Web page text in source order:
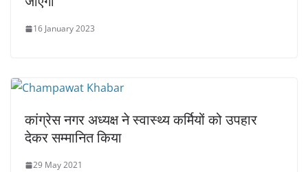
16 January 2023
कांग्रेस नगर अध्यक्ष ने स्वास्थ्य कर्मियों को उपहार
देकर सम्मानित किया
29 May 2021